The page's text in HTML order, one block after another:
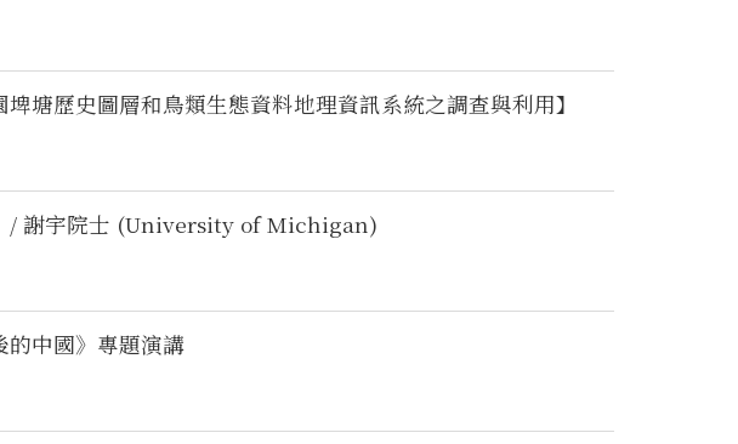
塘歷史圖層和鳥類生態資料地理資訊系統之調查與利用】
/ 謝宇院士 (University of Michigan)
的中國》專題演講